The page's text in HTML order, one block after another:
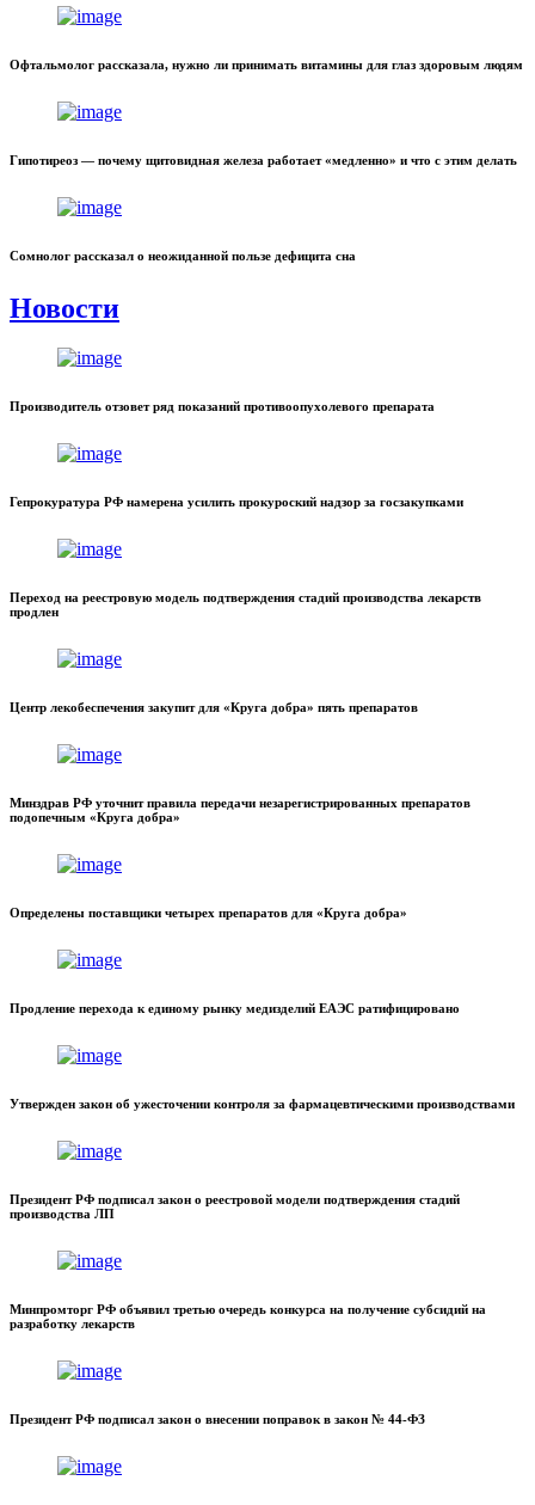
Офтальмолог рассказала, нужно ли принимать витамины для глаз здоровым людям
Гипотиреоз — почему щитовидная железа работает «медленно» и что с этим делать
Сомнолог рассказал о неожиданной пользе дефицита сна
Новости
Производитель отзовет ряд показаний противоопухолевого препарата
Гепрокуратура РФ намерена усилить прокуроский надзор за госзакупками
Переход на реестровую модель подтверждения стадий производства лекарств
продлен
Центр лекобеспечения закупит для «Круга добра» пять препаратов
Минздрав РФ уточнит правила передачи незарегистрированных препаратов
подопечным «Круга добра»
Определены поставщики четырех препаратов для «Круга добра»
Продление перехода к единому рынку медизделий ЕАЭС ратифицировано
Утвержден закон об ужесточении контроля за фармацевтическими производствами
Президент РФ подписал закон о реестровой модели подтверждения стадий
производства ЛП
Минпромторг РФ объявил третью очередь конкурса на получение субсидий на
разработку лекарств
Президент РФ подписал закон о внесении поправок в закон № 44-ФЗ